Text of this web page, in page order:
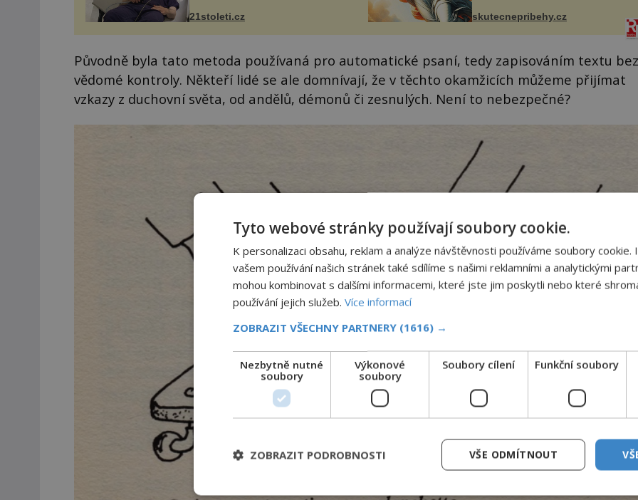
vyžaduje vysoce invazivní
vhodný k dostatečně přesnému
21stoleti.cz
domek na severu Čech, kde
jsme si naplánova...
skutecnepribehy.cz
Původně byla tato metoda používaná pro automatické psaní, tedy zapisováním textu bez
vědomé kontroly. Někteří lidé se ale domnívají, že v těchto okamžicích můžeme přijímat
vzkazy z duchovní světa, od andělů, démonů či zesnulých. Není to nebezpečné?
Tyto webové stránky používají soubory cookie.
K personalizaci obsahu, reklam a analýze návštěvnosti používáme soubory cookie.
vašem používání našich stránek také sdílíme s našimi reklamními a analytickými
mohou kombinovat s dalšími informacemi, které jste jim poskytli nebo které
používání jejich služeb. Více informací
ZOBRAZIT VŠECHNY PARTNERY (1616) →
Nezbytně nutné
soubory
Výkonové
soubory
Soubory cílení Funkční soubory
VŠE ODMÍTNOUT
ZOBRAZIT PODROBNOSTI